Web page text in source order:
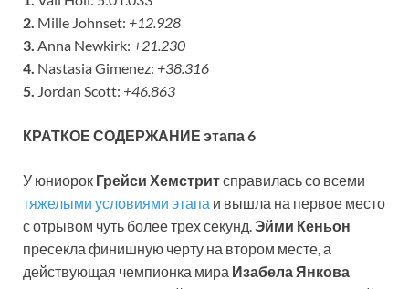
2. Mille Johnset: +12.928
3. Anna Newkirk: +21.230
4. Nastasia Gimenez: +38.316
5. Jordan Scott: +46.863
КРАТКОЕ СОДЕРЖАНИЕ этапа 6
У юниорок Грейси Хемстритсправилась со всеми
тяжелыми условиями этапа и вышла на первое место
с отрывом чуть более трех секунд.Эйми Кеньон
пресекла финишную черту на втором месте, а
действующая чемпионка мира Изабела Янкова